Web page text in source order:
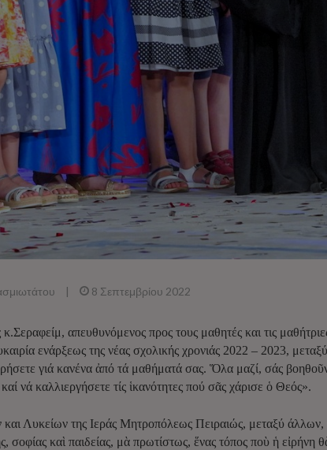
| 8 Σεπτεμβρίου 2022
απευθυνόμενος προς τους μαθητές και τις
ενάρξεως της νέας σχολικής χρονιάς 2022 – 2023,
γιά κανένα ἀπό τά μαθήματά σας. Ὅλα μαζί, σάς
νά καλλιεργήσετε τίς ἱκανότητες πού σᾶς χάρισε ὁ Θεός».
Λυκείων της Ιεράς Μητροπόλεως Πειραιώς, μεταξύ άλλων,
σοφίας καὶ παιδείας, μὰ πρωτίστως, ἕνας τόπος ποὺ ἡ εἰρήνη